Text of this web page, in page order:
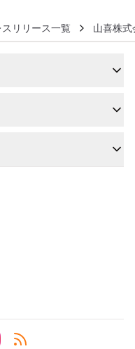
リリース一覧 山喜株式